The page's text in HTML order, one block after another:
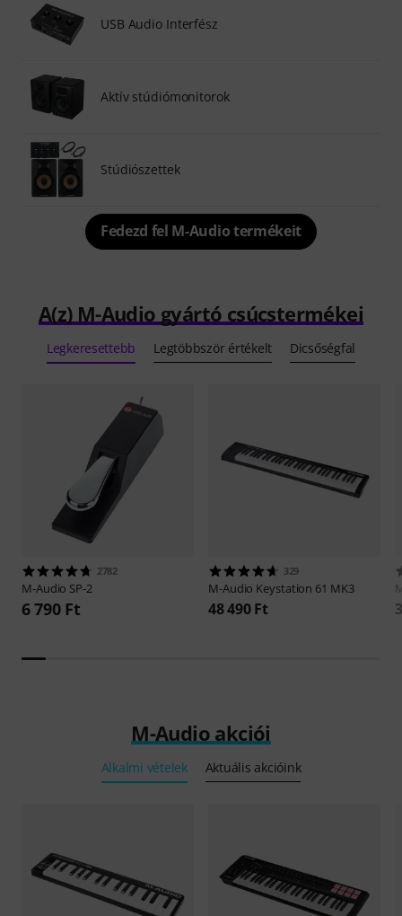
USB Audio Interfész
Aktív stúdiómonitorok
Stúdiószettek
Fedezd fel M-Audio termékeit
A(z) M-Audio gyártó csúcstermékei
Legkeresettebb Legtöbbször értékelt Dicsőségfal
2782
M-Audio SP-2
6 790 Ft
329
M-Audio Keystation 61 MK3
48 490 Ft
M-Audio akciói
Alkalmi vételek Aktuális akcióink